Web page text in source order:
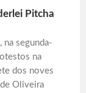
Pitcha
na segunda-
na
dos noves
Oliveira